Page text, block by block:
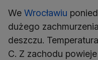
We Wrocławiu
dużego
deszczu.
C. Z zachodu